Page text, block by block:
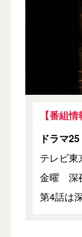
【番組情
ドラマ
テレビ
金曜 深
第4話は